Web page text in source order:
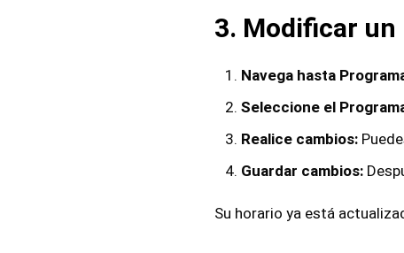
3. Modificar
Navega hasta
Seleccione el
Realice cambios:
Guardar cambios:
Su horario ya está